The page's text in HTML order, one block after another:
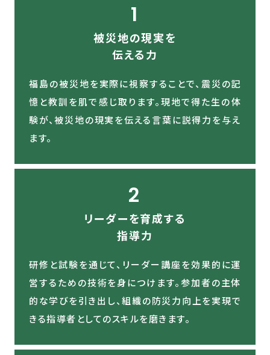
1
被災地の現実を
伝える力
福島の被災地を実際に視察することで、震災の記
憶と教訓を肌で感じ取ります。現地で得た生の体
験が、被災地の現実を伝える言葉に説得力を与え
ます。
2
リーダーを育成する
指導力
研修と試験を通じて、リーダー講座を効果的に運
営するための技術を身につけます。参加者の主体
的な学びを引き出し、組織の防災力向上を実現で
きる指導者としてのスキルを磨きます。